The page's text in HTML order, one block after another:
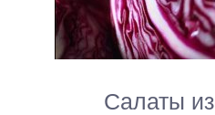
Салаты из